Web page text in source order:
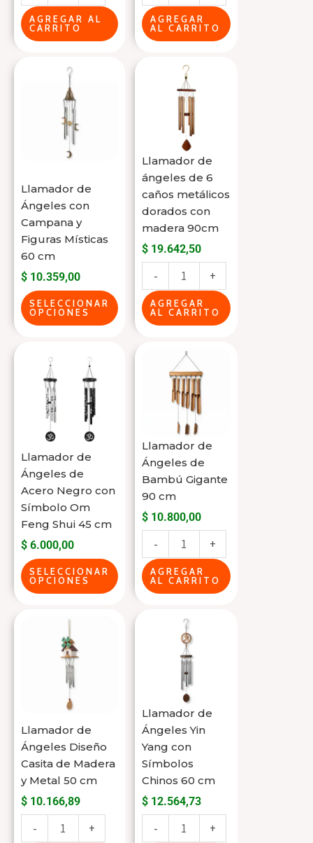
AGREGAR AL
CARRITO
cm
cantidad
AGREGAR
AL CARRITO
Llamador de
Ángeles con
Campana y
Figuras Místicas
60 cm
$ 10.359,00
SELECCIONAR
OPCIONES
producto
variantes.
opciones
se
pueden
elegir
en
la
página
del
Llamador de
ángeles de 6
caños metálicos
dorados con
madera 90cm
$ 19.642,50
-
Llamador
caños
metálicos
dorados
con
madera
90cm
cantidad
+
AGREGAR
AL CARRITO
Llamador de
Ángeles de
Acero Negro con
Símbolo Om
Feng Shui 45 cm
$ 6.000,00
SELECCIONAR
OPCIONES
producto
tiene
varias
variantes.
opciones
se
pueden
elegir
en
la
página
Llamador de
Ángeles de
Bambú Gigante
90 cm
$ 10.800,00
-
Llamador
Ángeles
Gigante
90
cm
cantidad
+
AGREGAR
AL CARRITO
Llamador de
Ángeles Diseño
Casita de Madera
y Metal 50 cm
$ 10.166,89
-
Madera
y
Metal
50
cm
cantidad
+
Llamador de
Ángeles Yin
Yang con
Símbolos
Chinos 60 cm
$ 12.564,73
-
Llamador
Ángeles
con
Símbolos
Chinos
60
cm
cantidad
+